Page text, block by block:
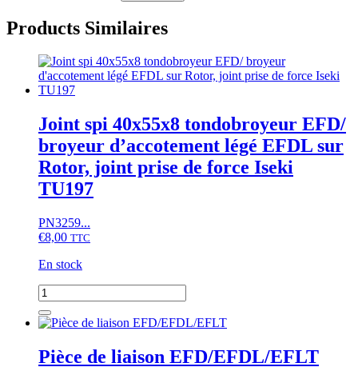
Products Similaires
Joint spi 40x55x8 tondobroyeur EFD/
broyeur d’accotement légé EFDL sur
Rotor, joint prise de force Iseki
TU197
PN3259...
€8,00 TTC
En stock
quantité
de
Joint
40x55x8
tondobroyeur
Pièce de liaison EFD/EFDL/EFLT